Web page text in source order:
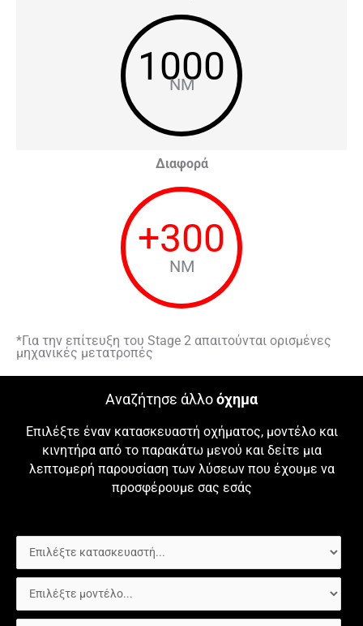
1000
NM
Διαφορά
+300
NM
*Για την επίτευξη του Stage 2 απαιτούνται ορισμένες
μηχανικές μετατροπές
Αναζήτησε άλλοόχημα
Επιλέξτε έναν κατασκευαστή οχήματος, μοντέλο και
κινητήρα από το παρακάτω μενού και δείτε μια
λεπτομερή παρουσίαση των λύσεων που έχουμε να
προσφέρουμε σας εσάς